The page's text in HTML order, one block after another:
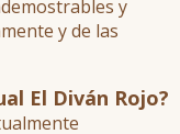
y
y de las
El Diván Rojo?